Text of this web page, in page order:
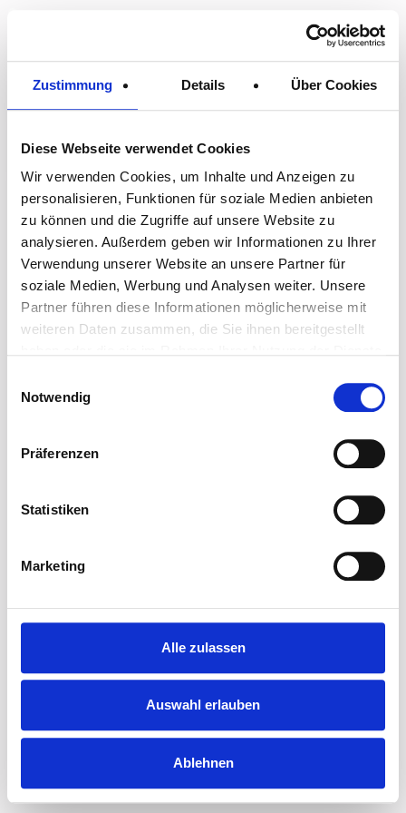
Zustimmung Details Über Cookies
Diese Webseite verwendet Cookies
Wir verwenden Cookies, um Inhalte und Anzeigen zu
personalisieren, Funktionen für soziale Medien anbieten
zu können und die Zugriffe auf unsere Website zu
analysieren. Außerdem geben wir Informationen zu Ihrer
Verwendung unserer Website an unsere Partner für
soziale Medien, Werbung und Analysen weiter. Unsere
Partner führen diese Informationen möglicherweise mit
weiteren Daten zusammen, die Sie ihnen bereitgestellt
Notwendig
Präferenzen
Statistiken
Marketing
Alle zulassen
Auswahl erlauben
Ablehnen
content